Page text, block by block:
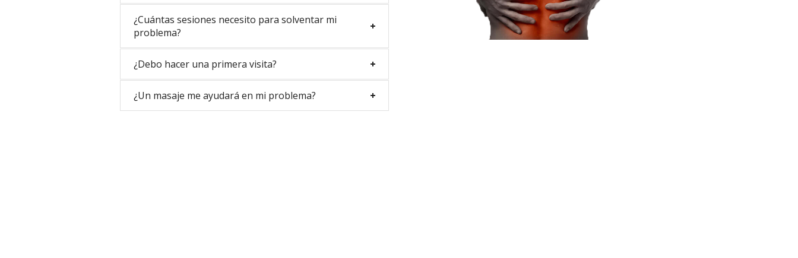
¿Cuántas sesiones necesito para solventar mi
problema?
¿Debo hacer una primera visita?
¿Un masaje me ayudará en mi problema?